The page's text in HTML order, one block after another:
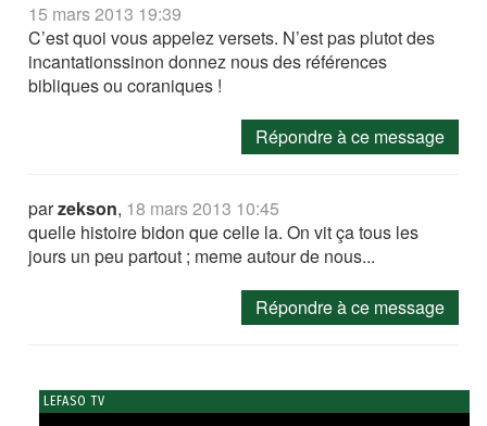
15 mars 2013 19:39
C’est quoi vous appelez versets. N’est pas plutot des
incantationssinon donnez nous des références
bibliques ou coraniques !
Répondre à ce message
parzekson, 18 mars 2013 10:45
quelle histoire bidon que celle la. On vit ça tous les
jours un peu partout ; meme autour de nous...
Répondre à ce message
LEFASO TV